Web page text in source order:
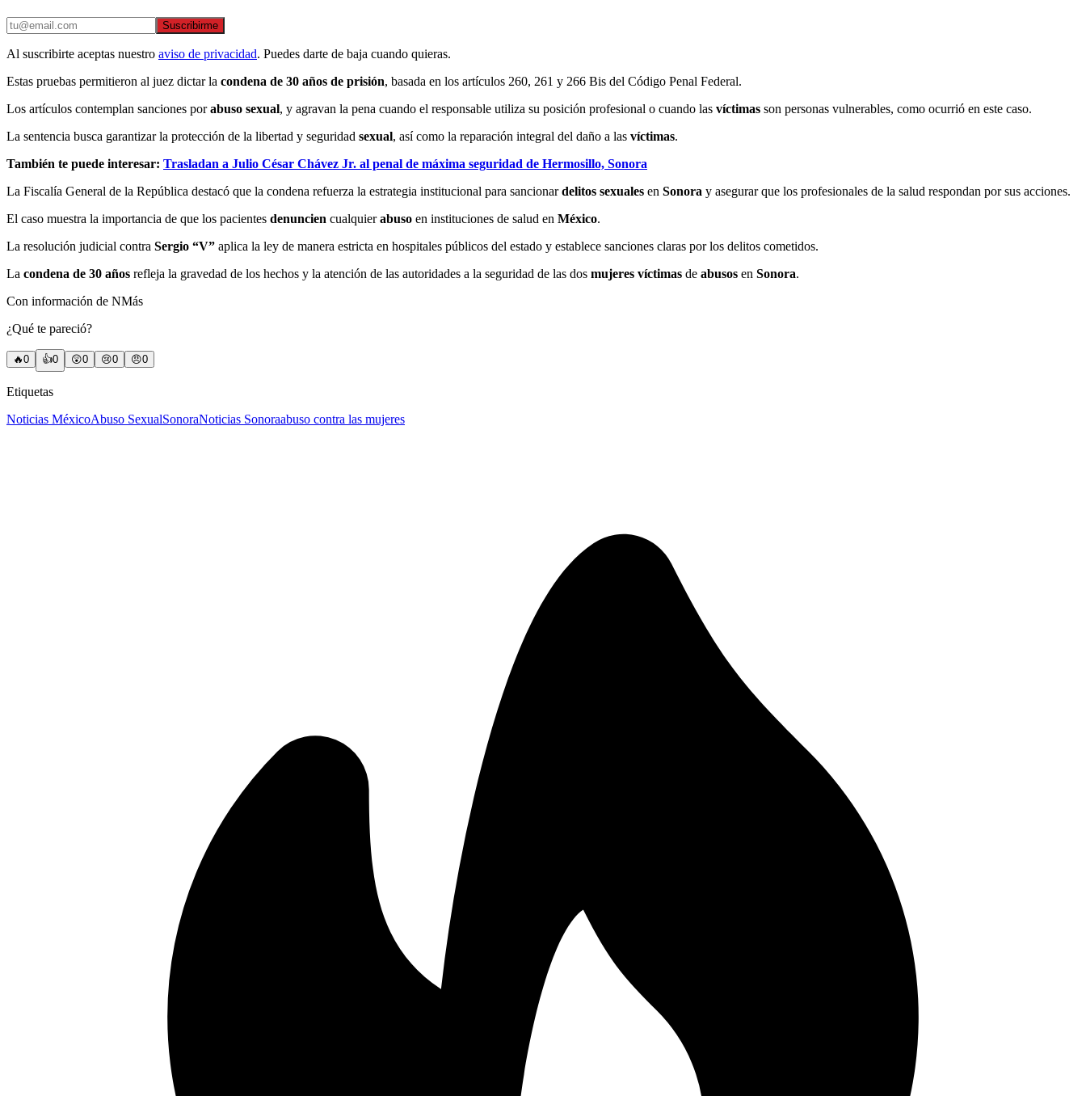
Suscribirme
Al suscribirte aceptas nuestro aviso de privacidad. Puedes darte de baja cuando quieras.
Estas pruebas permitieron al juez dictar la condena de 30 años de prisión, basada en los artículos 260, 261 y 266 Bis del Código Penal Federal.
Los artículos contemplan sanciones porabuso sexual, y agravan la pena cuando el responsable utiliza su posición profesional o cuando las víctimas son personas vulnerables, como ocurrió en este caso.
La sentencia busca garantizar la protección de la libertad y seguridad sexual, así como la reparación integral del daño a las víctimas.
También te puede interesar: Trasladan a Julio César Chávez Jr. al penal de máxima seguridad de Hermosillo, Sonora
La Fiscalía General de la República destacó que la condena refuerza la estrategia institucional para sancionardelitos sexuales en Sonora y asegurar que los profesionales de la salud respondan por sus acciones.
El caso muestra la importancia de que los pacientes denuncien cualquierabuso en instituciones de salud en México.
La resolución judicial contra Sergio “V” aplica la ley de manera estricta en hospitales públicos del estado y establece sanciones claras por los delitos cometidos.
La condena de 30 años refleja la gravedad de los hechos y la atención de las autoridades a la seguridad de las dos mujeres víctimas de abusos en Sonora.
Con información de NMás
¿Qué te pareció?
🔥0 👍0 😲0 😢0 😠0
Etiquetas
Noticias MéxicoAbuso SexualSonoraNoticias Sonoraabuso contra las mujeres